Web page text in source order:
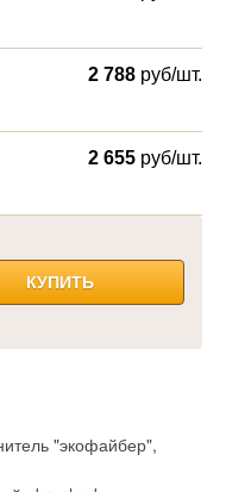
2 788 руб/шт.
2 655 руб/шт.
КУПИТЬ
"экофайбер",